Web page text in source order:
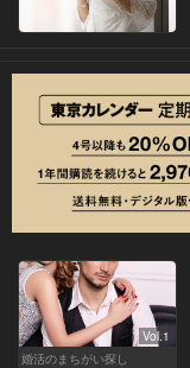
Vol.1
婚活のまちがい探し